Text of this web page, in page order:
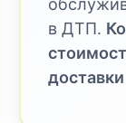
с